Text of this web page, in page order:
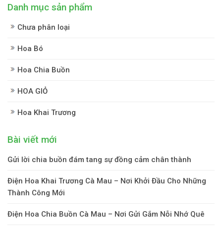
Danh mục sản phẩm
Chưa phân loại
Hoa Bó
Hoa Chia Buồn
HOA GIỎ
Hoa Khai Trương
Bài viết mới
Gửi lời chia buồn đám tang sự đồng cảm chân thành
Điện Hoa Khai Trương Cà Mau – Nơi Khởi Đầu Cho Những
Thành Công Mới
Điện Hoa Chia Buồn Cà Mau – Nơi Gửi Gắm Nỗi Nhớ Quê